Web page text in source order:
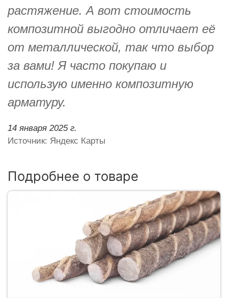
растяжение. А вот стоимость
композитной выгодно отличает её
от металлической, так что выбор
за вами! Я часто покупаю и
использую именно композитную
арматуру.
14 января 2025 г.
Источник: Яндекс Карты
Подробнее о товаре